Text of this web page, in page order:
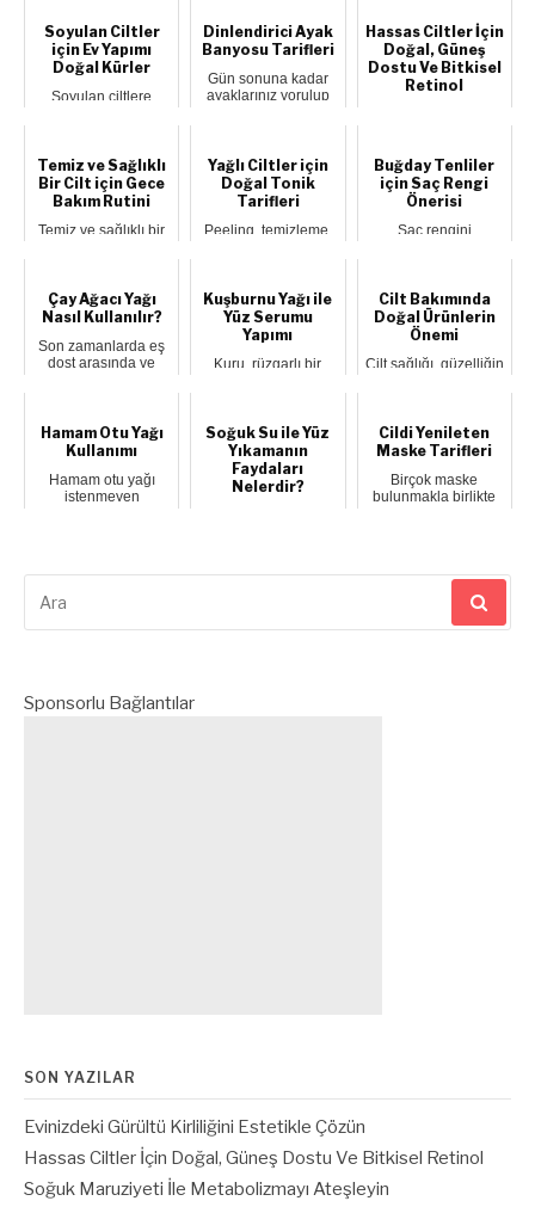
kullanılmaktadır. Hint
yağı...
sorunlarındandır.
Faka...
Soyulan Ciltler
için Ev Yapımı
Doğal Kürler
Soyulan ciltlere
Dinlendirici Ayak
Banyosu Tarifleri
Gün sonuna kadar
ayaklarınız yorulup
Hassas Ciltler İçin
Doğal, Güneş
Dostu Ve Bitkisel
Retinol
tartış...
Temiz ve Sağlıklı
Bir Cilt için Gece
Bakım Rutini
Temiz ve sağlıklı bir
Yağlı Ciltler için
Doğal Tonik
Tarifleri
Peeling, temizleme,
Buğday Tenliler
için Saç Rengi
Önerisi
Saç rengini
Çay Ağacı Yağı
Nasıl Kullanılır?
Son zamanlarda eş
dost arasında ve
Kuşburnu Yağı ile
Yüz Serumu
Yapımı
Kuru, rüzgarlı bir
Cilt Bakımında
Doğal Ürünlerin
Önemi
Cilt sağlığı, güzelliğin
Hamam Otu Yağı
Kullanımı
Hamam otu yağı
istenmeyen
Soğuk Su ile Yüz
Yıkamanın
Faydaları
Nelerdir?
Cildi Yenileten
Maske Tarifleri
Birçok maske
bulunmakla birlikte
yap:
Sponsorlu Bağlantılar
SON YAZILAR
Evinizdeki Gürültü Kirliliğini Estetikle Çözün
Hassas Ciltler İçin Doğal, Güneş Dostu Ve Bitkisel Retinol
Soğuk Maruziyeti İle Metabolizmayı Ateşleyin